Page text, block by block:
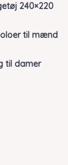
240×220
til mænd
til damer